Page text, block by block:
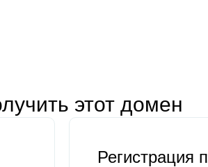
этот домен
Регистрация